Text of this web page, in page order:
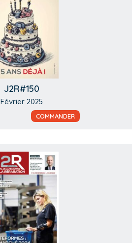
J2R#150
Février 2025
COMMANDER